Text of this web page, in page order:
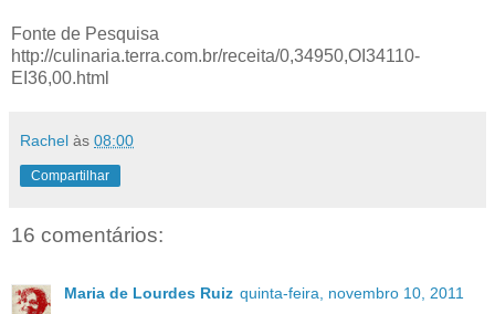
Fonte de Pesquisa
http://culinaria.terra.com.br/receita/0,34950,OI34110-
EI36,00.html
Rachel às 08:00
Compartilhar
16 comentários:
Maria de Lourdes Ruiz quinta-feira, novembro 10, 2011